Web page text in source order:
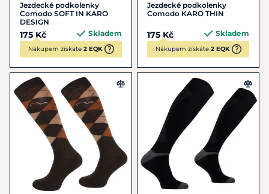
Jezdecké podkolenky
Comodo SOFT IN KARO
DESIGN
175 Kč Skladem
Nákupem získáte 2 EQK
Jezdecké podkolenky
Comodo KARO THIN
175 Kč Skladem
Nákupem získáte 2 EQK